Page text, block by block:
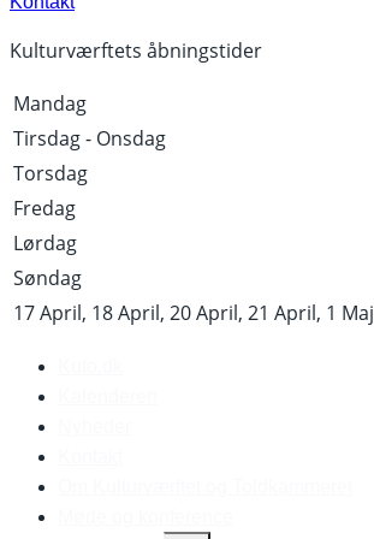
Kulturværftets åbningstider
Mandag
Tirsdag - Onsdag
Torsdag
Fredag
Lørdag
Søndag
17 April, 18 April, 20 April, 21 April, 1